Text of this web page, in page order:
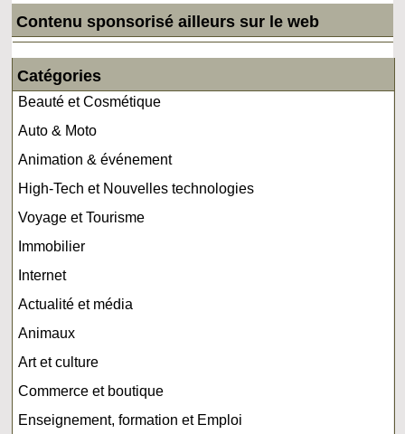
Contenu sponsorisé ailleurs sur le web
Catégories
Beauté et Cosmétique
Auto & Moto
Animation & événement
High-Tech et Nouvelles technologies
Voyage et Tourisme
Immobilier
Internet
Actualité et média
Animaux
Art et culture
Commerce et boutique
Enseignement, formation et Emploi